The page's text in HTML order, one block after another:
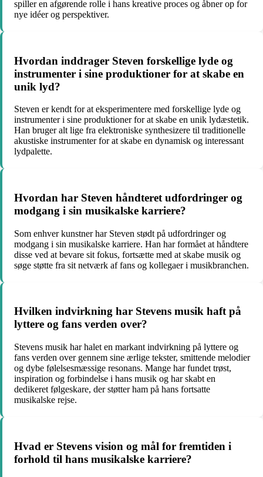
spiller en afgørende rolle i hans kreative proces og åbner op for
nye idéer og perspektiver.
Hvordan inddrager Steven forskellige lyde og
instrumenter i sine produktioner for at skabe en
unik lyd?
Steven er kendt for at eksperimentere med forskellige lyde og
instrumenter i sine produktioner for at skabe en unik lydæstetik.
Han bruger alt lige fra elektroniske synthesizere til traditionelle
akustiske instrumenter for at skabe en dynamisk og interessant
lydpalette.
Hvordan har Steven håndteret udfordringer og
modgang i sin musikalske karriere?
Som enhver kunstner har Steven stødt på udfordringer og
modgang i sin musikalske karriere. Han har formået at håndtere
disse ved at bevare sit fokus, fortsætte med at skabe musik og
søge støtte fra sit netværk af fans og kollegaer i musikbranchen.
Hvilken indvirkning har Stevens musik haft på
lyttere og fans verden over?
Stevens musik har halet en markant indvirkning på lyttere og
fans verden over gennem sine ærlige tekster, smittende melodier
og dybe følelsesmæssige resonans. Mange har fundet trøst,
inspiration og forbindelse i hans musik og har skabt en
dedikeret følgeskare, der støtter ham på hans fortsatte
musikalske rejse.
Hvad er Stevens vision og mål for fremtiden i
forhold til hans musikalske karriere?